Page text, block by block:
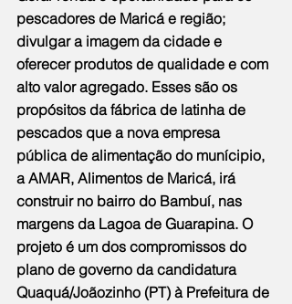
pescadores de Maricá e região;
divulgar a imagem da cidade e
oferecer produtos de qualidade e com
alto valor agregado. Esses são os
propósitos da fábrica de latinha de
pescados que a nova empresa
pública de alimentação do munícipio,
a AMAR, Alimentos de Maricá, irá
construir no bairro do Bambuí, nas
margens da Lagoa de Guarapina. O
projeto é um dos compromissos do
plano de governo da candidatura
Quaquá/Joãozinho (PT) à Prefeitura de